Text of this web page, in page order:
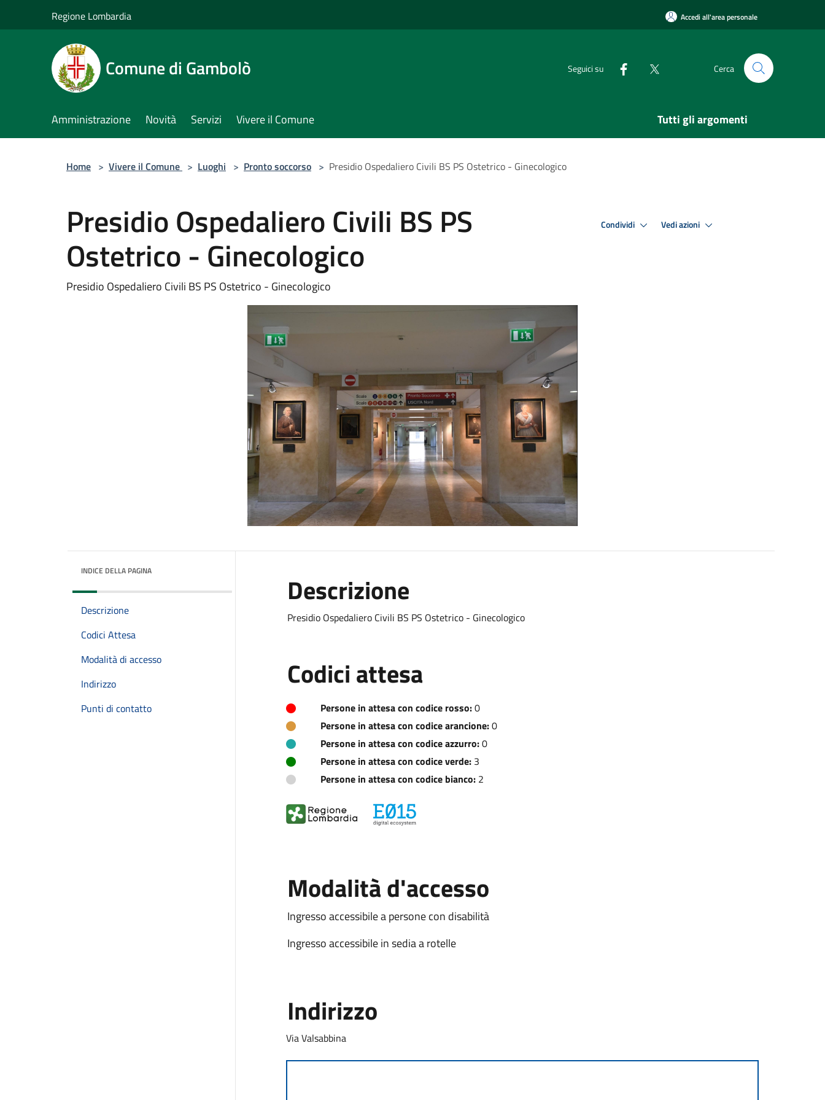
Regione Lombardia Accedi all'area personale
Comune di Gambolò Seguici su Cerca
Amministrazione Novità Servizi Vivere il Comune Tutti gli argomenti
Home > Vivere il Comune > Luoghi > Pronto soccorso > Presidio Ospedaliero Civili BS PS Ostetrico - Ginecologico
Presidio Ospedaliero Civili BS PS
Ostetrico - Ginecologico
Presidio Ospedaliero Civili BS PS Ostetrico - Ginecologico
Condividi Vedi azioni
INDICE DELLA PAGINA
Descrizione
Codici Attesa
Modalità di accesso
Indirizzo
Punti di contatto
Descrizione
Presidio Ospedaliero Civili BS PS Ostetrico - Ginecologico
Codici attesa
Persone in attesa con codice rosso:0
Persone in attesa con codice arancione:0
Persone in attesa con codice azzurro:0
Persone in attesa con codice verde:3
Persone in attesa con codice bianco:2
Modalità d'accesso
Ingresso accessibile a persone con disabilità
Ingresso accessibile in sedia a rotelle
Indirizzo
Via Valsabbina